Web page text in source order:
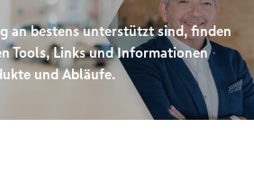
an bestens unterstützt sind, finden
Tools, Links und Informationen
und Abläufe.